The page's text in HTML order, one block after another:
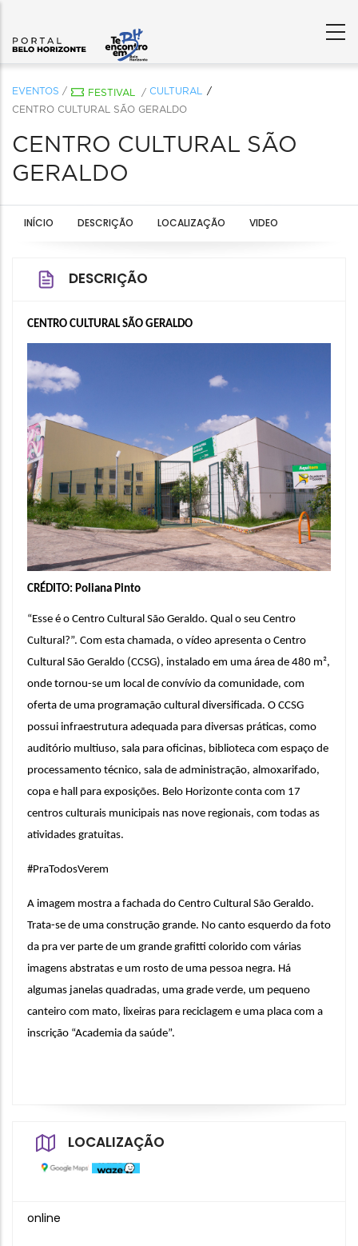
EVENTOS / FESTIVAL / CULTURAL
CENTRO CULTURAL SÃO GERALDO
CENTRO CULTURAL SÃO
GERALDO
INÍCIO DESCRIÇÃO LOCALIZAÇÃO VIDEO
DESCRIÇÃO
CENTRO CULTURAL SÃO GERALDO
CRÉDITO: Poliana Pinto
“Esse é o Centro Cultural São Geraldo. Qual o seu Centro
Cultural?”. Com esta chamada, o vídeo apresenta o Centro
Cultural São Geraldo (CCSG), instalado em uma área de 480 m²,
onde tornou-se um local de convívio da comunidade, com
oferta de uma programação cultural diversificada. O CCSG
possui infraestrutura adequada para diversas práticas, como
auditório multiuso, sala para oficinas, biblioteca com espaço de
processamento técnico, sala de administração, almoxarifado,
copa e hall para exposições. Belo Horizonte conta com 17
centros culturais municipais nas nove regionais, com todas as
atividades gratuitas.
#PraTodosVerem
A imagem mostra a fachada do Centro Cultural São Geraldo.
Trata-se de uma construção grande. No canto esquerdo da foto
da pra ver parte de um grande grafitti colorido com várias
imagens abstratas e um rosto de uma pessoa negra. Há
algumas janelas quadradas, uma grade verde, um pequeno
canteiro com mato, lixeiras para reciclagem e uma placa com a
inscrição “Academia da saúde”.
LOCALIZAÇÃO
online